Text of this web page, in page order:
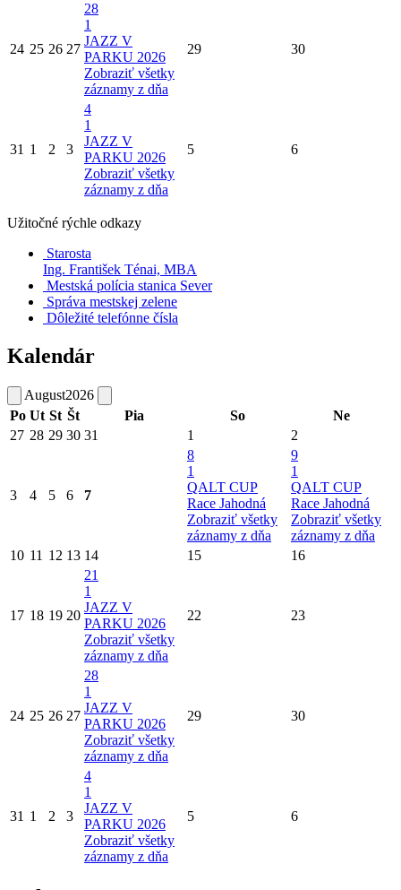
24 25 26 27
28
1
JAZZ V
PARKU 2026
Zobraziť všetky
záznamy z dňa
29 30
31 1 2 3
4
1
JAZZ V
PARKU 2026
Zobraziť všetky
záznamy z dňa
5 6
Užitočné rýchle odkazy
Starosta
Ing. František Ténai, MBA
Mestská polícia stanica Sever
Správa mestskej zelene
Dôležité telefónne čísla
Kalendár
August2026
Po Ut St Št Pia So
Ne
27 28 29 30 31 1 2
3 4 5 6 7
8
1
QALT CUP
Race Jahodná
Zobraziť všetky
záznamy z dňa
9
1
QALT CUP
Race Jahodná
Zobraziť všetky
záznamy z dňa
10 11 12 13 14 15 16
17 18 19 20
21
1
JAZZ V
PARKU 2026
Zobraziť všetky
záznamy z dňa
22 23
24 25 26 27
28
1
JAZZ V
PARKU 2026
Zobraziť všetky
záznamy z dňa
29 30
31 1 2 3
4
1
JAZZ V
PARKU 2026
Zobraziť všetky
záznamy z dňa
5 6